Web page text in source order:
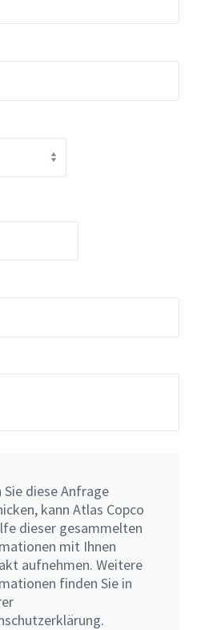
Sie diese Anfrage
kann Atlas Copco
dieser gesammelten
mit Ihnen
aufnehmen. Weitere
finden Sie in